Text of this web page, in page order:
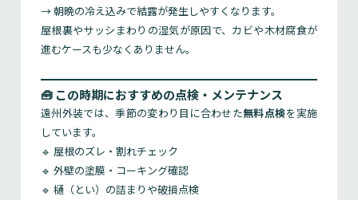
→ 朝晩の冷え込みで結露が発生しやすくなります。
屋根裏やサッシまわりの湿気が原因で、カビや木材腐食が
進むケースも少なくありません。
🧰 この時期におすすめの点検・メンテナンス
遠州外装では、季節の変わり目に合わせた無料点検を実施
しています。
🔹 屋根のズレ・割れチェック
🔹 外壁の塗膜・コーキング確認
🔹 樋（とい）の詰まりや破損点検